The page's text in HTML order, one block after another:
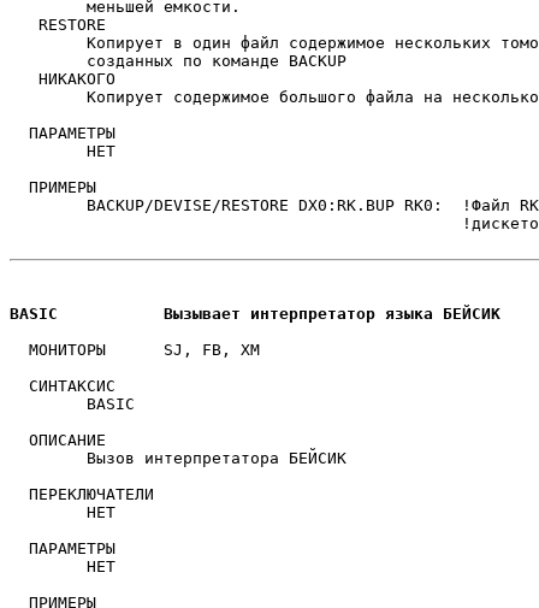
   RESTORE
   НИКАКОГО
  ПАРАМЕТРЫ
  ПРИМЕРЫ
BASIC		Вызывает интерпретатор языка БЕЙСИК
  МОНИТОРЫ	SJ, FB, XM
  СИНТАКСИС
  ОПИСАНИЕ
  ПЕРЕКЛЮЧАТЕЛИ
  ПАРАМЕТРЫ
  ПРИМЕРЫ